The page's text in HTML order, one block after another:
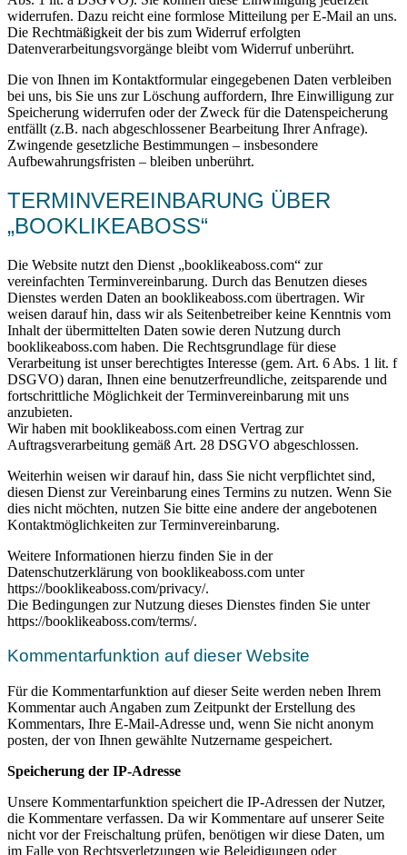
widerrufen. Dazu reicht eine formlose Mitteilung per E-Mail an uns.
Die Rechtmäßigkeit der bis zum Widerruf erfolgten
Datenverarbeitungsvorgänge bleibt vom Widerruf unberührt.
Die von Ihnen im Kontaktformular eingegebenen Daten verbleiben
bei uns, bis Sie uns zur Löschung auffordern, Ihre Einwilligung zur
Speicherung widerrufen oder der Zweck für die Datenspeicherung
entfällt (z.B. nach abgeschlossener Bearbeitung Ihrer Anfrage).
Zwingende gesetzliche Bestimmungen – insbesondere
Aufbewahrungsfristen – bleiben unberührt.
TERMINVEREINBARUNG ÜBER
„BOOKLIKEABOSS“
Die Website nutzt den Dienst „booklikeaboss.com“ zur
vereinfachten Terminvereinbarung. Durch das Benutzen dieses
Dienstes werden Daten an booklikeaboss.com übertragen. Wir
weisen darauf hin, dass wir als Seitenbetreiber keine Kenntnis vom
Inhalt der übermittelten Daten sowie deren Nutzung durch
booklikeaboss.com haben. Die Rechtsgrundlage für diese
Verarbeitung ist unser berechtigtes Interesse (gem. Art. 6 Abs. 1 lit. f
DSGVO) daran, Ihnen eine benutzerfreundliche, zeitsparende und
fortschrittliche Möglichkeit der Terminvereinbarung mit uns
anzubieten.
Wir haben mit booklikeaboss.com einen Vertrag zur
Auftragsverarbeitung gemäß Art. 28 DSGVO abgeschlossen.
Weiterhin weisen wir darauf hin, dass Sie nicht verpflichtet sind,
diesen Dienst zur Vereinbarung eines Termins zu nutzen. Wenn Sie
dies nicht möchten, nutzen Sie bitte eine andere der angebotenen
Kontaktmöglichkeiten zur Terminvereinbarung.
Weitere Informationen hierzu finden Sie in der
Datenschutzerklärung von booklikeaboss.com unter
https://booklikeaboss.com/privacy/.
Die Bedingungen zur Nutzung dieses Dienstes finden Sie unter
https://booklikeaboss.com/terms/.
Kommentarfunktion auf dieser Website
Für die Kommentarfunktion auf dieser Seite werden neben Ihrem
Kommentar auch Angaben zum Zeitpunkt der Erstellung des
Kommentars, Ihre E-Mail-Adresse und, wenn Sie nicht anonym
posten, der von Ihnen gewählte Nutzername gespeichert.
Speicherung der IP-Adresse
Unsere Kommentarfunktion speichert die IP-Adressen der Nutzer,
die Kommentare verfassen. Da wir Kommentare auf unserer Seite
nicht vor der Freischaltung prüfen, benötigen wir diese Daten, um
im Falle von Rechtsverletzungen wie Beleidigungen oder